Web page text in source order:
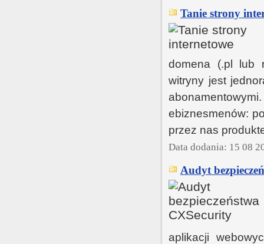
Tanie strony
domena (.pl lub
witryny jest
ebiznesmenów:
przez nas
Data dodania: 15 08
Audyt
aplikacji